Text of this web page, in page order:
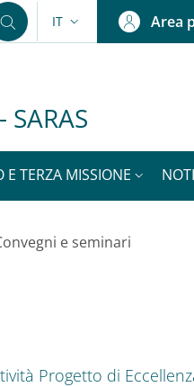
SELETTORE LINGUA:
IT Area
E TERZA MISSIONE
e seminari
CEV SECOND
Progetto di